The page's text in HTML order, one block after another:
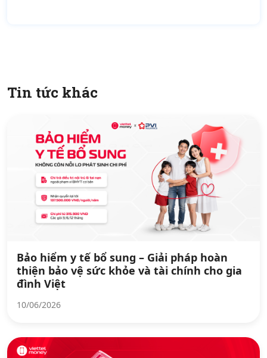
Tin tức khác
Bảo hiểm y tế bổ sung – Giải pháp hoàn
thiện bảo vệ sức khỏe và tài chính cho gia
đình Việt
10/06/2026